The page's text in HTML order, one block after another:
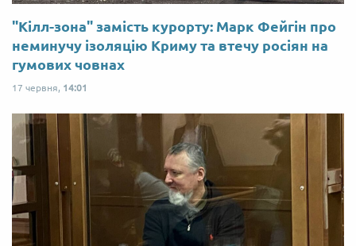
"Кілл-зона" замість курорту: Марк Фейгін про
неминучу ізоляцію Криму та втечу росіян на
гумових човнах
17 червня, 14:01